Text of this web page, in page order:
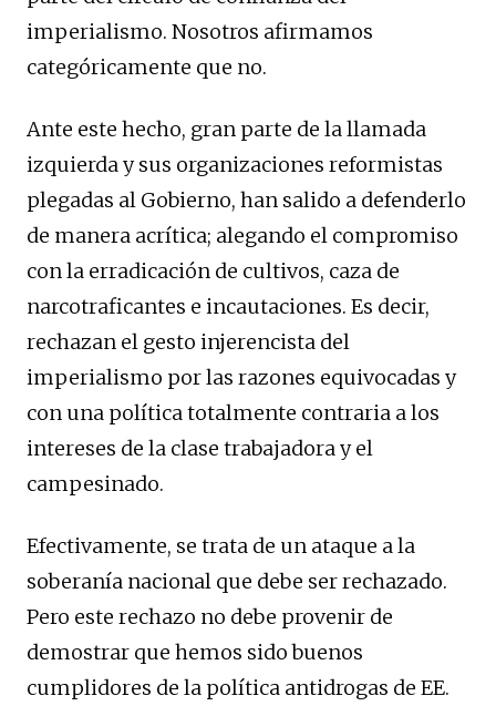
imperialismo. Nosotros afirmamos
categóricamente que no.
Ante este hecho, gran parte de la llamada
izquierda y sus organizaciones reformistas
plegadas al Gobierno, han salido a defenderlo
de manera acrítica; alegando el compromiso
con la erradicación de cultivos, caza de
narcotraficantes e incautaciones. Es decir,
rechazan el gesto injerencista del
imperialismo por las razones equivocadas y
con una política totalmente contraria a los
intereses de la clase trabajadora y el
campesinado.
Efectivamente, se trata de un ataque a la
soberanía nacional que debe ser rechazado.
Pero este rechazo no debe provenir de
demostrar que hemos sido buenos
cumplidores de la política antidrogas de EE.